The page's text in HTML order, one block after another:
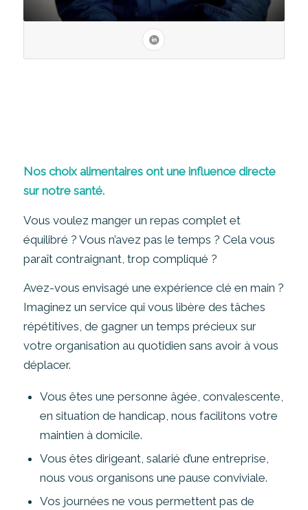
Nos choix alimentaires ont une influence directe
sur notre santé.
Vous voulez manger un repas complet et
équilibré ? Vous n’avez pas le temps ? Cela vous
paraît contraignant, trop compliqué ?
Avez-vous envisagé une expérience clé en main ?
Imaginez un service qui vous libère des tâches
répétitives, de gagner un temps précieux sur
votre organisation au quotidien sans avoir à vous
déplacer.
Vous êtes une personne âgée, convalescente,
en situation de handicap, nous facilitons votre
maintien à domicile.
Vous êtes dirigeant, salarié d’une entreprise,
nous vous organisons une pause conviviale.
Vos journées ne vous permettent pas de